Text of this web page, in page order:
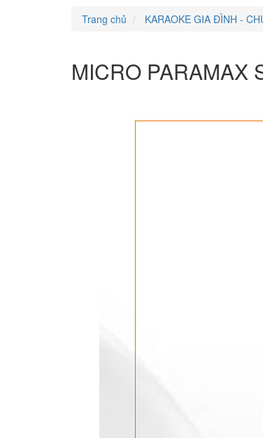
Trang chủ
KARAOKE GIA ĐÌNH -
MICRO PARAMAX